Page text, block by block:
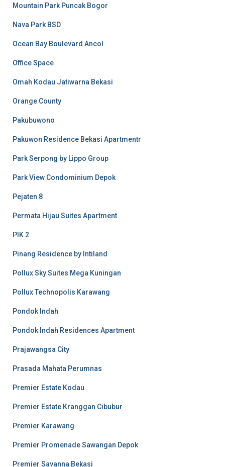
Mountain Park Puncak Bogor
Nava Park BSD
Ocean Bay Boulevard Ancol
Office Space
Omah Kodau Jatiwarna Bekasi
Orange County
Pakubuwono
Pakuwon Residence Bekasi Apartmentr
Park Serpong by Lippo Group
Park View Condominium Depok
Pejaten 8
Permata Hijau Suites Apartment
PIK 2
Pinang Residence by Intiland
Pollux Sky Suites Mega Kuningan
Pollux Technopolis Karawang
Pondok Indah
Pondok Indah Residences Apartment
Prajawangsa City
Prasada Mahata Perumnas
Premier Estate Kodau
Premier Estate Kranggan Cibubur
Premier Karawang
Premier Promenade Sawangan Depok
Premier Savanna Bekasi